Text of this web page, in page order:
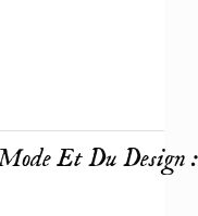
Et Du Design :